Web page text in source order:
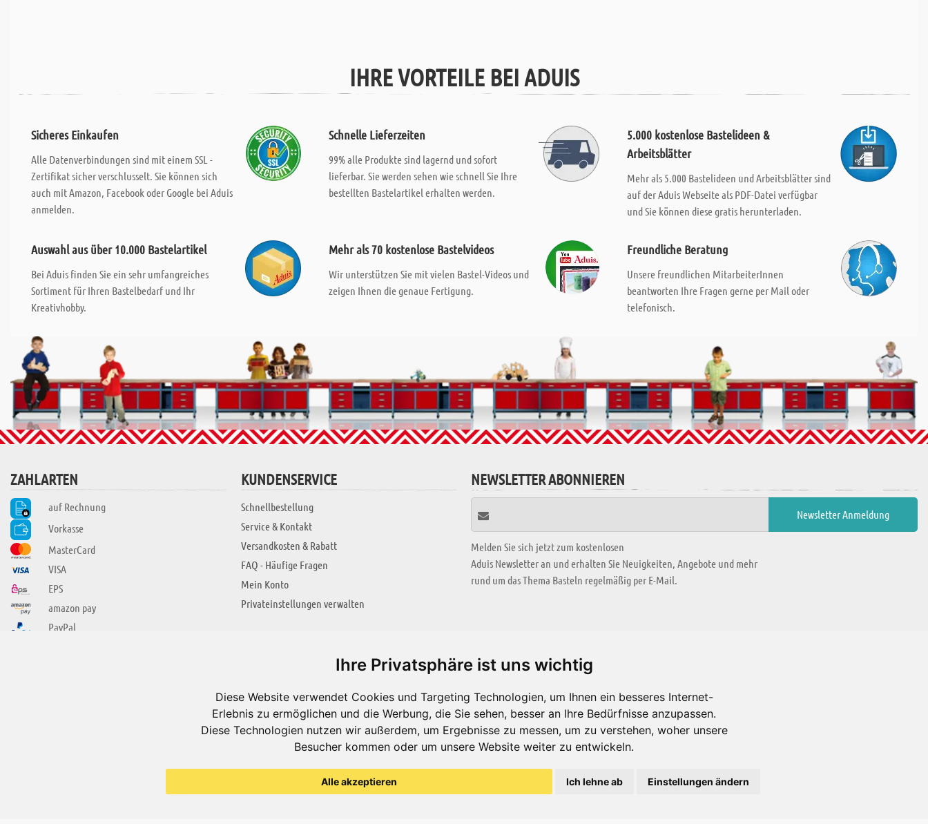
Ihre Privatsphäre ist uns wichtig
Diese Website verwendet Cookies und Targeting Technologien, um Ihnen ein besseres Internet-
Erlebnis zu ermöglichen und die Werbung, die Sie sehen, besser an Ihre Bedürfnisse anzupassen.
Diese Technologien nutzen wir außerdem, um Ergebnisse zu messen, um zu verstehen, woher unsere
Besucher kommen oder um unsere Website weiter zu entwickeln.
Alle akzeptieren Ich lehne ab Einstellungen ändern
IHRE VORTEILE BEI ADUIS
Sicheres Einkaufen
Alle Datenverbindungen sind mit einem SSL -
Zertifikat sicher verschlusselt. Sie können sich
auch mit Amazon, Facebook oder Google bei Aduis
anmelden.
Schnelle Lieferzeiten
99% alle Produkte sind lagernd und sofort
lieferbar. Sie werden sehen wie schnell Sie Ihre
bestellten Bastelartikel erhalten werden.
5.000 kostenlose Bastelideen &
Arbeitsblätter
Mehr als 5.000 Bastelideen und Arbeitsblätter sind
auf der Aduis Webseite als PDF-Datei verfügbar
und Sie können diese gratis herunterladen.
Auswahl aus über 10.000 Bastelartikel
Bei Aduis finden Sie ein sehr umfangreiches
Sortiment für Ihren Bastelbedarf und Ihr
Kreativhobby.
Mehr als 70 kostenlose Bastelvideos
Wir unterstützen Sie mit vielen Bastel-Videos und
zeigen Ihnen die genaue Fertigung.
Freundliche Beratung
Unsere freundlichen MitarbeiterInnen
beantworten Ihre Fragen gerne per Mail oder
telefonisch.
ZAHLARTEN
auf Rechnung
Vorkasse
MasterCard
VISA
EPS
amazon pay
PayPal
KUNDENSERVICE
Schnellbestellung
Service & Kontakt
Versandkosten & Rabatt
FAQ - Häufige Fragen
Mein Konto
Privateinstellungen verwalten
NEWSLETTER ABONNIEREN
Melden Sie sich jetzt zum kostenlosen
Aduis Newsletter an und erhalten Sie Neuigkeiten, Angebote und mehr
rund um das Thema Basteln regelmäßig per E-Mail.
Jobs
Impressum
Datenschutzerklärung
KREATIV ZONE
Alle Videos
Bastelideen
Arbeitsblätter
Es gibt uns auch in